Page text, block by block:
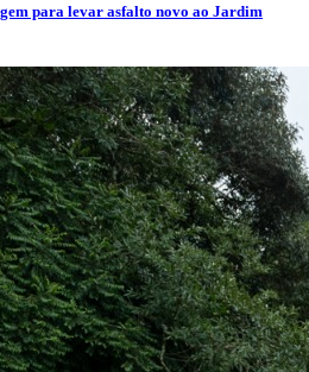
para levar asfalto novo ao Jardim